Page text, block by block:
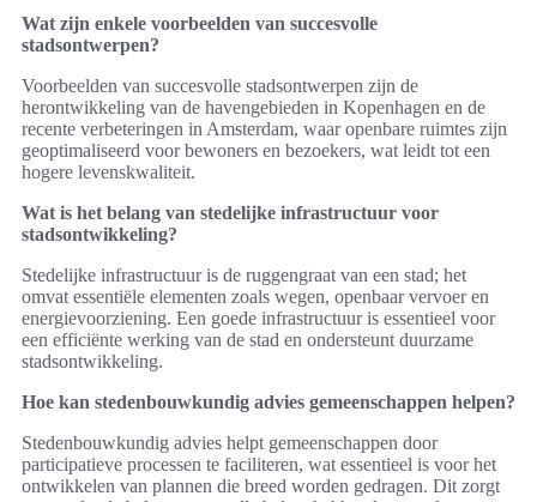
Wat zijn enkele voorbeelden van succesvolle
stadsontwerpen?
Voorbeelden van succesvolle stadsontwerpen zijn de
herontwikkeling van de havengebieden in Kopenhagen en de
recente verbeteringen in Amsterdam, waar openbare ruimtes zijn
geoptimaliseerd voor bewoners en bezoekers, wat leidt tot een
hogere levenskwaliteit.
Wat is het belang van stedelijke infrastructuur voor
stadsontwikkeling?
Stedelijke infrastructuur is de ruggengraat van een stad; het
omvat essentiële elementen zoals wegen, openbaar vervoer en
energievoorziening. Een goede infrastructuur is essentieel voor
een efficiënte werking van de stad en ondersteunt duurzame
stadsontwikkeling.
Hoe kan stedenbouwkundig advies gemeenschappen helpen?
Stedenbouwkundig advies helpt gemeenschappen door
participatieve processen te faciliteren, wat essentieel is voor het
ontwikkelen van plannen die breed worden gedragen. Dit zorgt